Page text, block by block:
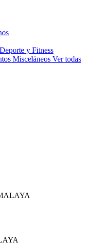
Deporte y Fitness
Misceláneos Ver todas